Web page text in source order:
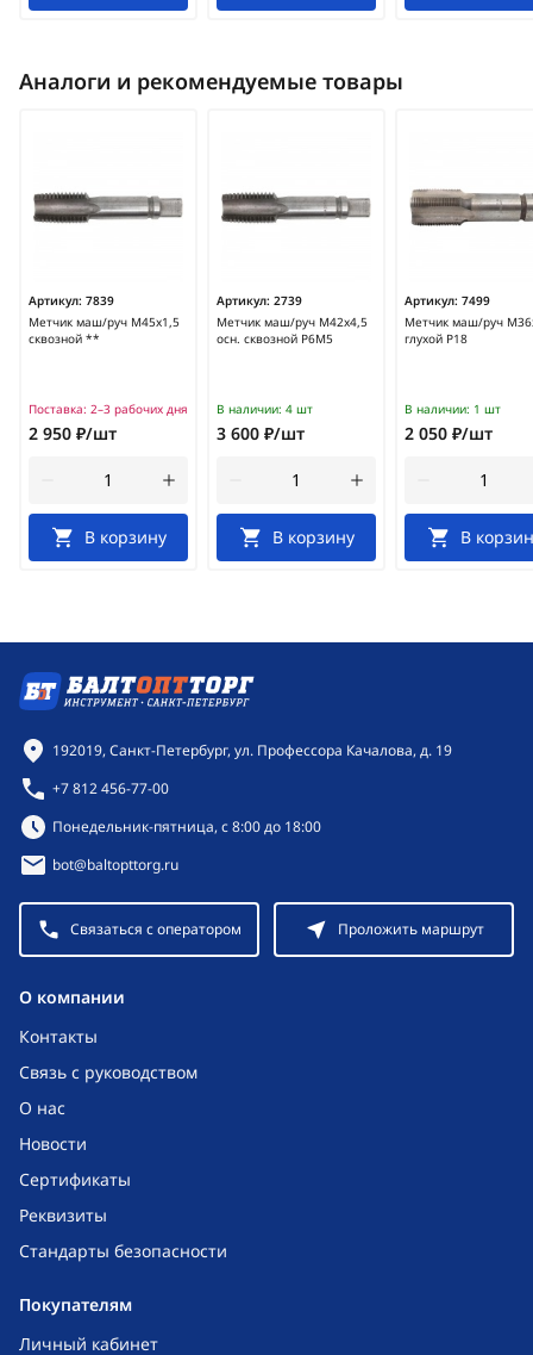
Аналоги и рекомендуемые товары
Артикул: 7839
Метчик маш/руч М45х1,5
сквозной **
Поставка: 2–3 рабочих дня
2 950 ₽/шт
В корзину
Артикул: 2739
Метчик маш/руч М42х4,5
осн. сквозной Р6М5
В наличии: 4 шт
3 600 ₽/шт
В корзину
Артикул: 7499
Метчик маш/руч
глухой Р18
В наличии: 1 шт
2 050 ₽/шт
В
O компании
Контакты
Связь с руководством
О нас
Новости
Сертификаты
Реквизиты
Стандарты безопасности
Покупателям
Личный кабинет
Контактная информация
192019, Санкт-Петербург, ул. Профессора Качалова, д. 19
+7 812 456-77-00
Режим работы:
Понедельник-пятница, с 8:00 до 18:00
bot@baltopttorg.ru
Связаться с оператором Проложить маршрут